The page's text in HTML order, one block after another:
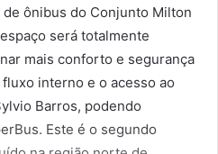
ônibus do Conjunto Milton
será totalmente
mais conforto e segurança
interno e o acesso ao
Barros, podendo
Este é o segundo